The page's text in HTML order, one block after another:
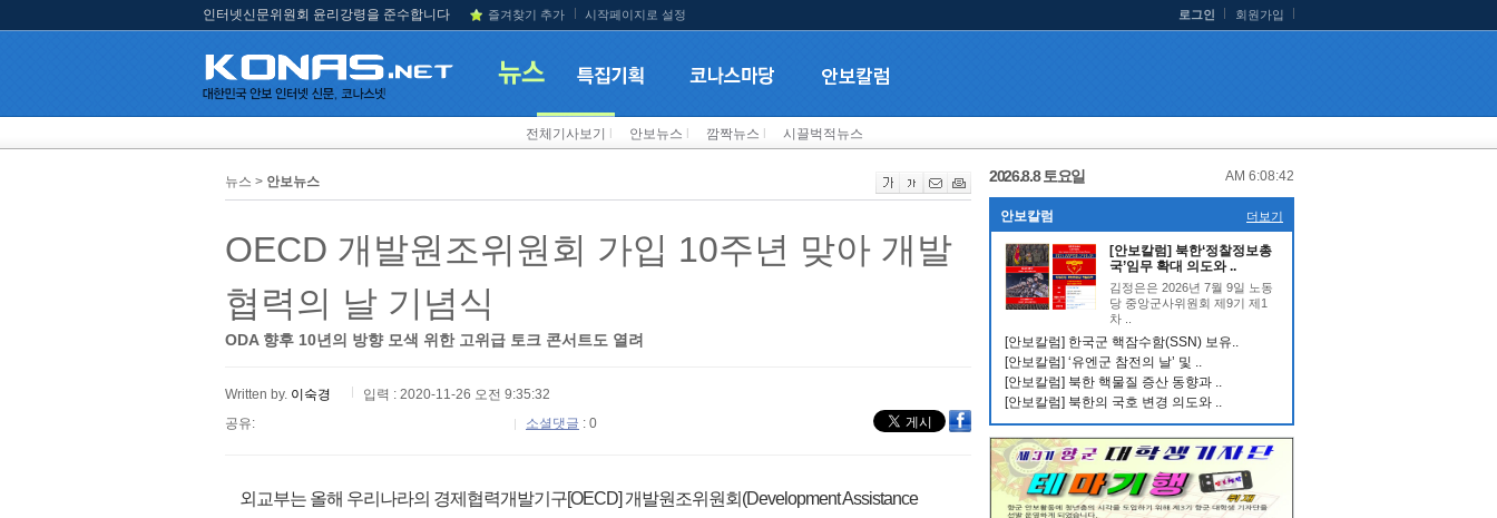
인터넷신문위원회 윤리강령을 준수합니다 즐겨찾기 추가 시작페이지로 설정 로그인 회원가입
전체기사보기 안보뉴스 깜짝뉴스 시끌벅적뉴스
뉴스 > 안보뉴스
OECD 개발원조위원회 가입 10주년 맞아 개발
협력의 날 기념식
ODA 향후 10년의 방향 모색 위한 고위급 토크 콘서트도 열려
Written by. 이숙경
입력 : 2020-11-26 오전 9:35:32
공유:
소셜댓글 : 0
외교부는 올해 우리나라의 경제협력개발기구[OECD] 개발원조위원회(Development Assistance
2026.8.8 토요일 AM 6:08:42
안보칼럼 더보기
[안보칼럼] 북한‘정찰정보총
국’임무 확대 의도와 ..
김정은은 2026년 7월 9일 노동
당 중앙군사위원회 제9기 제1
차 ..
[안보칼럼] 한국군 핵잠수함(SSN) 보유..
[안보칼럼] ‘유엔군 참전의 날’ 및 ..
[안보칼럼] 북한 핵물질 증산 동향과 ..
[안보칼럼] 북한의 국호 변경 의도와 ..